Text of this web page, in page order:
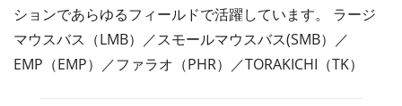
ションであらゆるフィールドで活躍しています。 ラージ
マウスバス（LMB）／スモールマウスバス(SMB）／
EMP（EMP）／ファラオ（PHR）／TORAKICHI（TK）